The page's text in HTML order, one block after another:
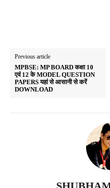
Previous article
MPBSE: MP BOARD कक्षा 10
एवं 12 के MODEL QUESTION
PAPERS यहां से आसानी से करें
DOWNLOAD